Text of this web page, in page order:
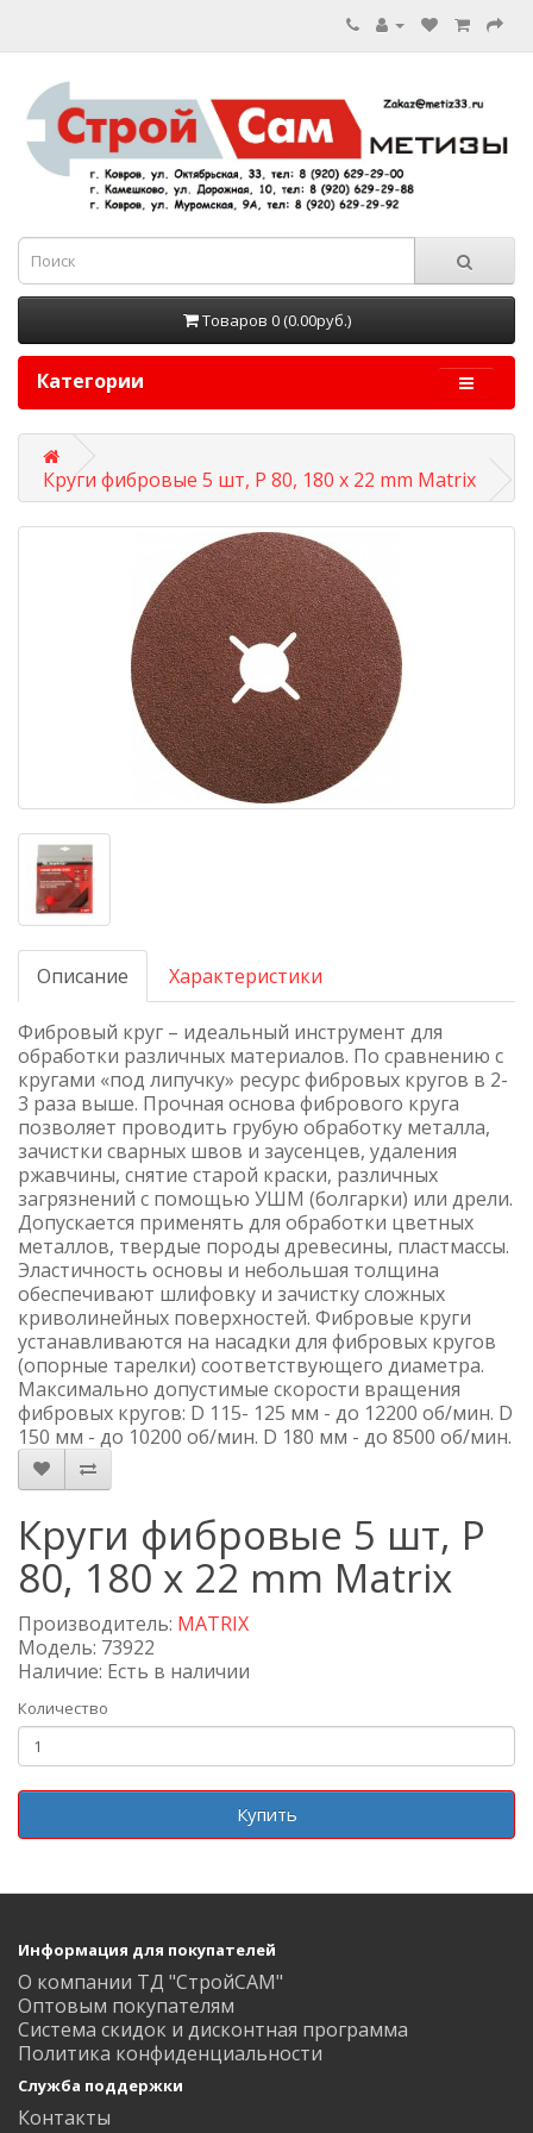
Товаров 0 (0.00руб.)
Категории
Круги фибровые 5 шт, Р 80, 180 х 22 mm Matrix
Описание Характеристики
Фибровый круг – идеальный инструмент для
обработки различных материалов. По сравнению с
кругами «под липучку» ресурс фибровых кругов в 2-
3 раза выше. Прочная основа фибрового круга
позволяет проводить грубую обработку металла,
зачистки сварных швов и заусенцев, удаления
ржавчины, снятие старой краски, различных
загрязнений с помощью УШМ (болгарки) или дрели.
Допускается применять для обработки цветных
металлов, твердые породы древесины, пластмассы.
Эластичность основы и небольшая толщина
обеспечивают шлифовку и зачистку сложных
криволинейных поверхностей. Фибровые круги
устанавливаются на насадки для фибровых кругов
(опорные тарелки) соответствующего диаметра.
Максимально допустимые скорости вращения
фибровых кругов: D 115- 125 мм - до 12200 об/мин. D
150 мм - до 10200 об/мин. D 180 мм - до 8500 об/мин.
Круги фибровые 5 шт, Р
80, 180 х 22 mm Matrix
Производитель: MATRIX
Модель: 73922
Наличие: Есть в наличии
Количество
Купить
Информация для покупателей
О компании ТД "СтройСАМ"
Оптовым покупателям
Система скидок и дисконтная программа
Политика конфиденциальности
Служба поддержки
Контакты